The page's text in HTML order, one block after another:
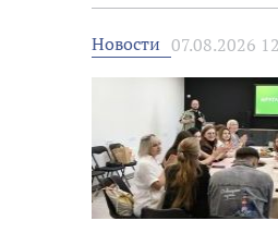
Новости 07.08.2026